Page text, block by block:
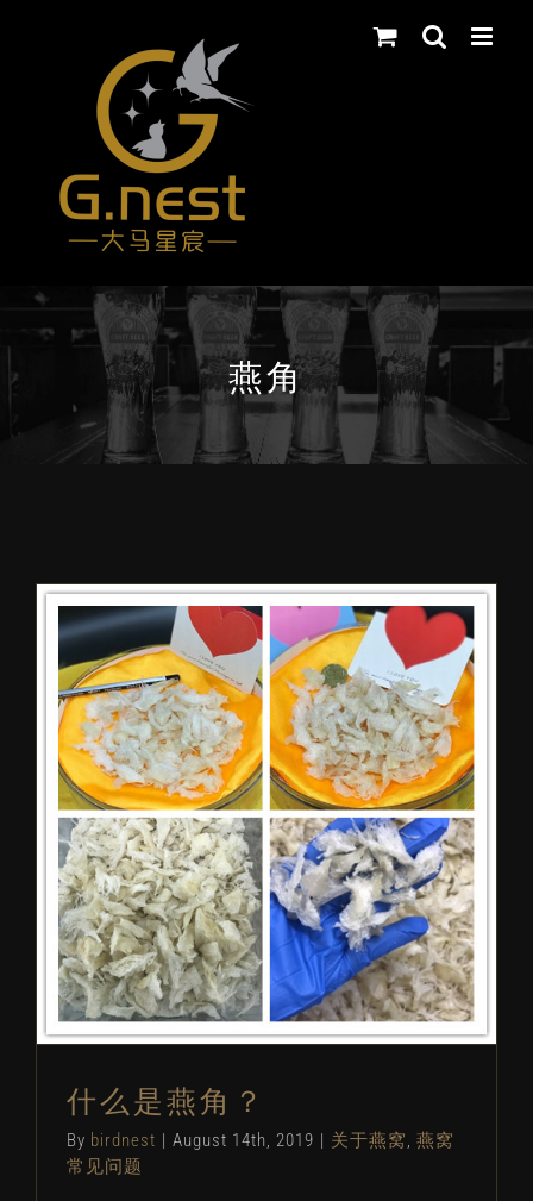
燕角
什么是燕角？
关于燕窝 燕窝常见问题
什么是燕角？
By birdnest | August 14th, 2019 | 关于燕窝, 燕窝
常见问题